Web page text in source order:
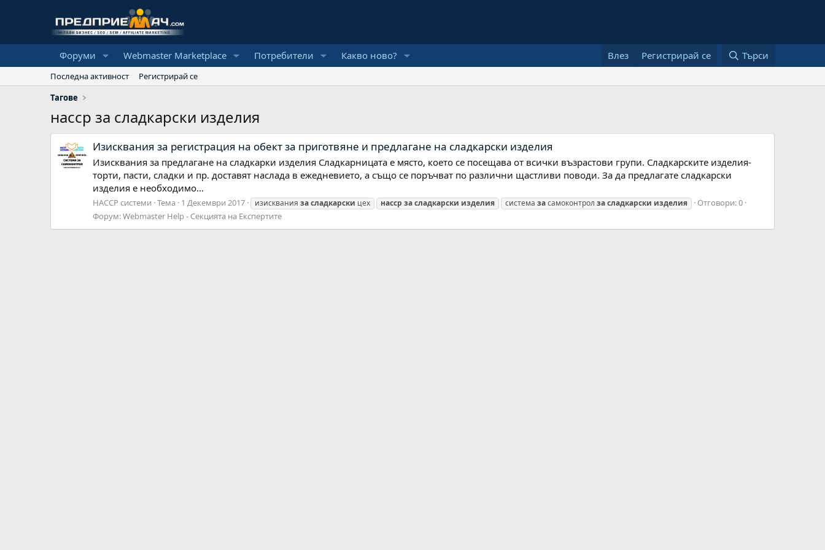
Форуми Webmaster Marketplace Потребители Какво ново? Влез Регистрирай се Търси
Последна активност
Регистрирай се
Тагове
насср за сладкарски изделия
Изисквания за регистрация на обект за приготвяне и предлагане на сладкарски изделия
Изисквания за предлагане на сладкарки изделия Сладкарницата е място, което се посещава от всички възрастови групи. Сладкарските изделия-
торти, пасти, сладки и пр. доставят наслада в ежедневието, а също се поръчват по различни щастливи поводи. За да предлагате сладкарски
изделия е необходимо...
НАССР системи Тема 1 Декември 2017 изисквания засладкарски цех насср засладкарски изделия система засамоконтрол засладкарски изделия
Отговори: 0
Форум:Webmaster Help - Секцията на Експертите